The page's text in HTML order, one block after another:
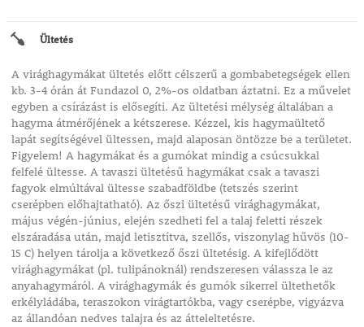
Ültetés
A virághagymákat ültetés előtt célszerű a gombabetegségek ellen
kb. 3-4 órán át Fundazol 0, 2%-os oldatban áztatni. Ez a művelet
egyben a csírázást is elősegíti. Az ültetési mélység általában a
hagyma átmérőjének a kétszerese. Kézzel, kis hagymaültető
lapát segítségével ültessen, majd alaposan öntözze be a területet.
Figyelem! A hagymákat és a gumókat mindig a csúcsukkal
felfelé ültesse. A tavaszi ültetésű hagymákat csak a tavaszi
fagyok elmúltával ültesse szabadföldbe (tetszés szerint
cserépben előhajtatható). Az őszi ültetésű virághagymákat,
május végén-június, elején szedheti fel a talaj feletti részek
elszáradása után, majd letisztítva, szellős, viszonylag hűvös (10-
15 C) helyen tárolja a következő őszi ültetésig. A kifejlődött
virághagymákat (pl. tulipánoknál) rendszeresen válassza le az
anyahagymáról. A virághagymák és gumók sikerrel ültethetők
erkélyládába, teraszokon virágtartókba, vagy cserépbe, vigyázva
az állandóan nedves talajra és az átteleltetésre.